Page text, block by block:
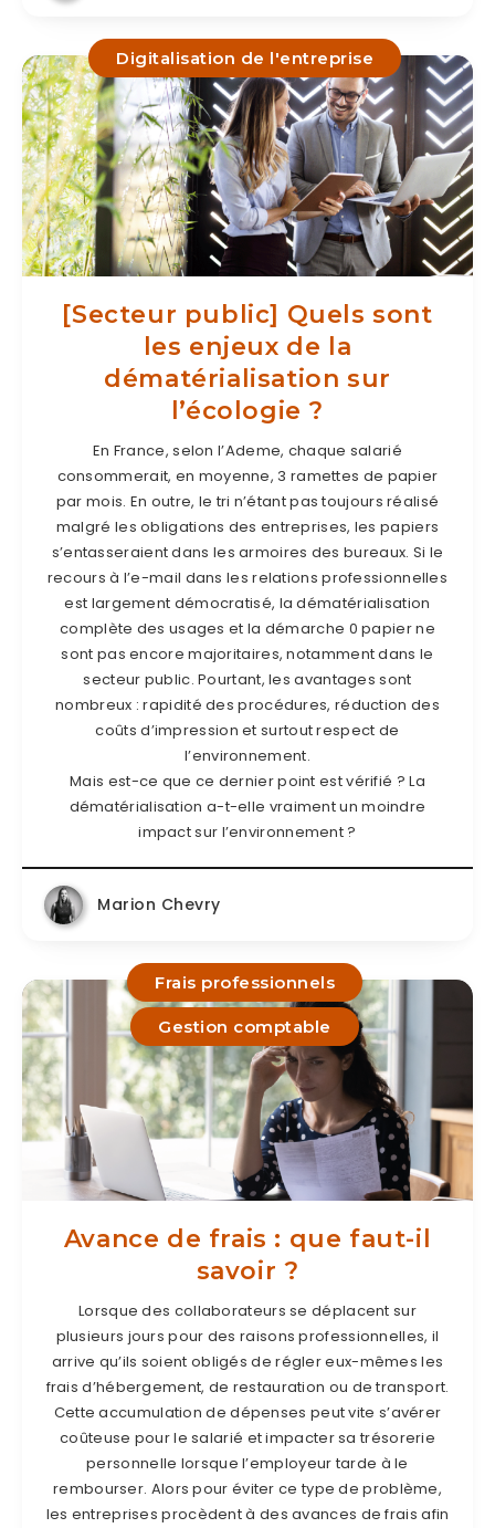
Digitalisation de l'entreprise
[Secteur public] Quels sont
les enjeux de la
dématérialisation sur
l’écologie ?
En France, selon l’Ademe, chaque salarié
consommerait, en moyenne, 3 ramettes de papier
par mois. En outre, le tri n’étant pas toujours réalisé
malgré les obligations des entreprises, les papiers
s’entasseraient dans les armoires des bureaux. Si le
recours à l’e-mail dans les relations professionnelles
est largement démocratisé, la dématérialisation
complète des usages et la démarche 0 papier ne
sont pas encore majoritaires, notamment dans le
secteur public. Pourtant, les avantages sont
nombreux : rapidité des procédures, réduction des
coûts d’impression et surtout respect de
l’environnement.
Mais est-ce que ce dernier point est vérifié ? La
dématérialisation a-t-elle vraiment un moindre
impact sur l’environnement ?
Marion Chevry
Frais professionnels
Gestion comptable
Avance de frais : que faut-il
savoir ?
Lorsque des collaborateurs se déplacent sur
plusieurs jours pour des raisons professionnelles, il
arrive qu’ils soient obligés de régler eux-mêmes les
frais d’hébergement, de restauration ou de transport.
Cette accumulation de dépenses peut vite s’avérer
coûteuse pour le salarié et impacter sa trésorerie
personnelle lorsque l’employeur tarde à le
rembourser. Alors pour éviter ce type de problème,
les entreprises procèdent à des avances de frais afin